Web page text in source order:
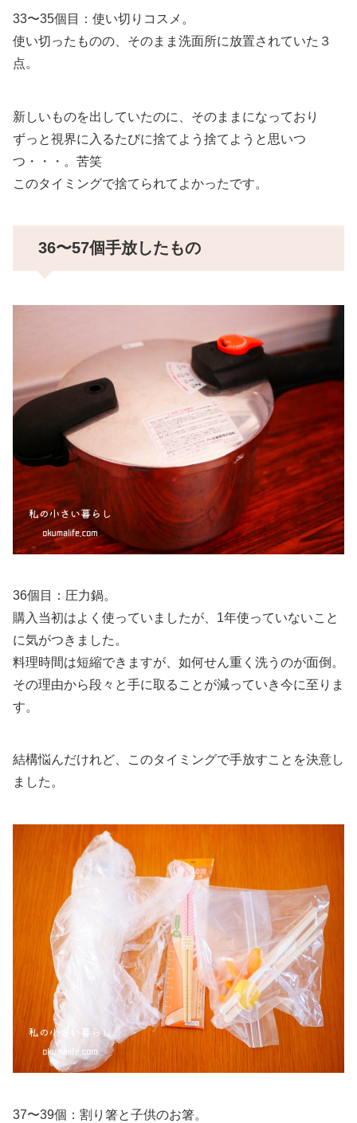
33〜35個目：使い切りコスメ。
使い切ったものの、そのまま洗面所に放置されていた３
点。
新しいものを出していたのに、そのままになっており
ずっと視界に入るたびに捨てよう捨てようと思いつ
つ・・・。苦笑
このタイミングで捨てられてよかったです。
36〜57個手放したもの
36個目：圧力鍋。
購入当初はよく使っていましたが、1年使っていないこと
に気がつきました。
料理時間は短縮できますが、如何せん重く洗うのが面倒。
その理由から段々と手に取ることが減っていき今に至りま
す。
結構悩んだけれど、このタイミングで手放すことを決意し
ました。
37〜39個：割り箸と子供のお箸。